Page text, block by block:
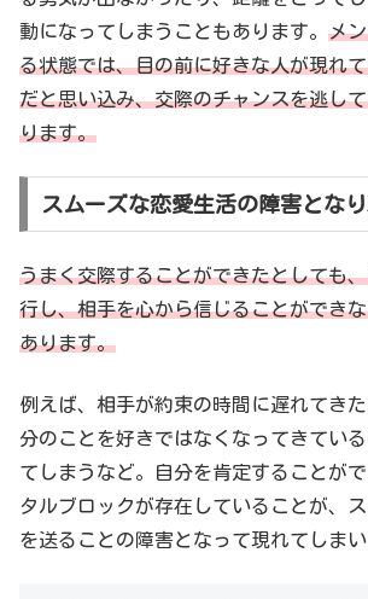
動になってしまうこともあります。 メ
る状態では、目の前に好きな人が現れ
だと思い込み、交際のチャンスを逃し
ります。
スムーズな恋愛生活の障害とな
うまく交際することができたとしても
行し、相手を心から信じることができ
あります。
例えば、相手が約束の時間に遅れてき
分のことを好きではなくなってきてい
てしまうなど。自分を肯定することが
タルブロックが存在していることが、
を送ることの障害となって現れてしまい